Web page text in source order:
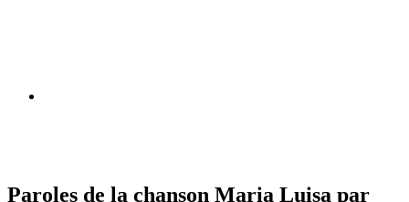
Paroles de la chanson Maria Luisa par